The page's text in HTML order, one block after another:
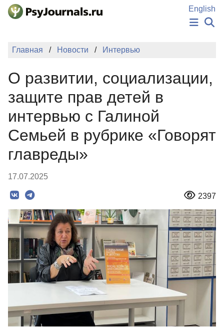
Перейти к основному содержанию
English
НОВОСТИ
ПОДАТЬ РУКОПИСЬ
КЛЮЧЕВЫЕ СЛОВА
Регистрация
Главная Новости Интервью
О развитии, социализации,
защите прав детей в
интервью с Галиной
Семьей в рубрике «Говорят
главреды»
17.07.2025
2397